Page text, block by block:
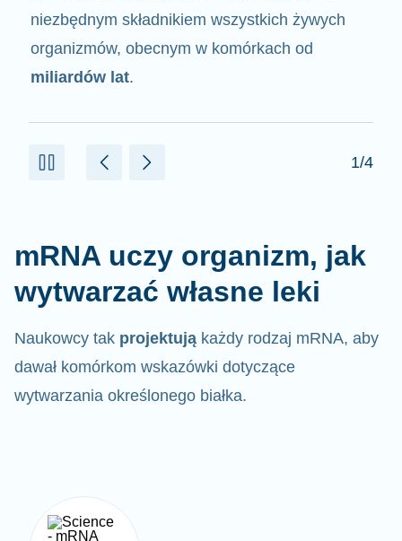
komponentami komórek, w wyniku czego
powstają białka.
wytwarzać własne leki
Naukowcy tak
dawał komórkom wskazówki dotyczące
wytwarzania określonego białka.